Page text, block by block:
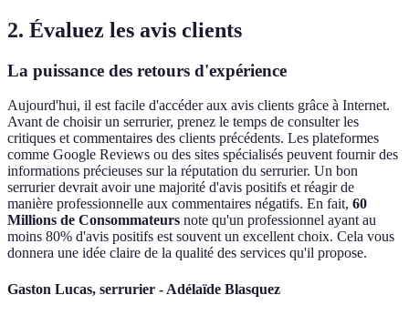
2. Évaluez les avis clients
La puissance des retours d'expérience
Aujourd'hui, il est facile d'accéder aux avis clients grâce à Internet.
Avant de choisir un serrurier, prenez le temps de consulter les
critiques et commentaires des clients précédents. Les plateformes
comme Google Reviews ou des sites spécialisés peuvent fournir des
informations précieuses sur la réputation du serrurier. Un bon
serrurier devrait avoir une majorité d'avis positifs et réagir de
manière professionnelle aux commentaires négatifs. En fait, 60
Millions de Consommateurs note qu'un professionnel ayant au
moins 80% d'avis positifs est souvent un excellent choix. Cela vous
donnera une idée claire de la qualité des services qu'il propose.
Gaston Lucas, serrurier - Adélaïde Blasquez